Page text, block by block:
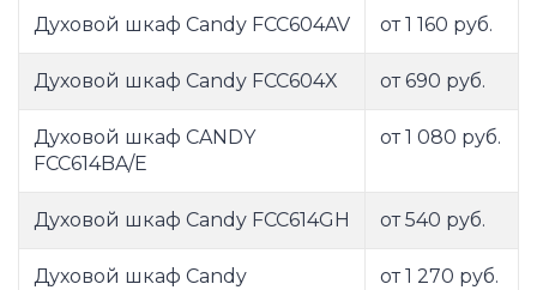
Духовой шкаф Candy FCC604AV от 1 160 руб.
Духовой шкаф Candy FCC604X от 690 руб.
Духовой шкаф CANDY
FCC614BA/E
от 1 080 руб.
Духовой шкаф Candy FCC614GH от 540 руб.
Духовой шкаф Candy
от 1 270 руб.